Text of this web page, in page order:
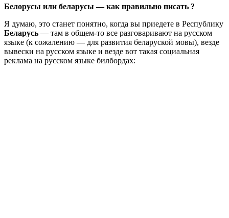
Белорусы или беларусы — как правильно писать ?
Я думаю, это станет понятно, когда вы приедете в Республику
Беларусь — там в общем-то все разговаривают на русском
языке (к сожалению — для развития беларуской мовы), везде
вывески на русском языке и везде вот такая социальная
реклама на русском языке билбордах: